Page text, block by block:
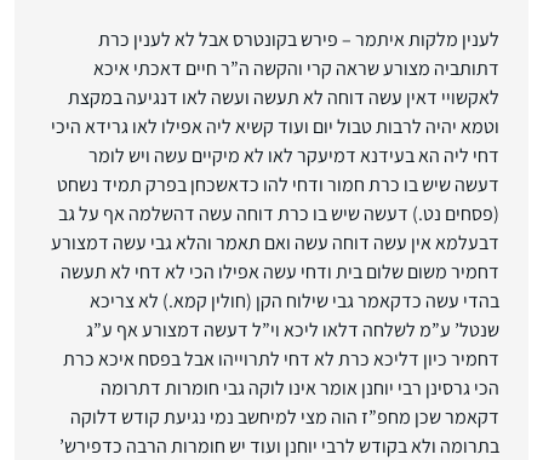
לענין מלקות איתמר – פירש בקונטרס אבל לא לענין כרת
דתותביה מצורע שראה קרי והקשה ה”ר חיים דאכתי איכא
לאקשויי דאין עשה דוחה לא תעשה ועשה לאו דנגיעה במקצת
וטמא יהיה לרבות טבול יום ועוד קשיא ליה אפילו לאו גרידא היכי
דחי ליה הא בעידנא דמיעקר לאו לא מיקיים עשה ויש לומר
דעשה שיש בו כרת חמור ודחי להו כדאשכחן בפרק תמיד נשחט
(פסחים נט.) דעשה שיש בו כרת דוחה עשה דהשלמה אף על גב
דבעלמא אין עשה דוחה עשה ואם תאמר והלא גבי עשה דמצורע
דחמיר משום שלום בית ודחי עשה אפילו הכי לא דחי לא תעשה
בהדי עשה כדקאמר גבי שילוח הקן (חולין קמא.) לא צריכא
שנטל’ ע”מ לשלחה דלאו ליכא וי”ל דעשה דמצורע אף ע”ג
דחמיר כיון דליכא כרת לא דחי לתרוייהו אבל בפסח איכא כרת
הכי גרסינן רבי יוחנן אומר אינו לוקה גבי חומרות דתרומה
דקאמר שכן מחפ”ז הוה מצי למיחשב נמי נגיעת קודש דלוקה
בתרומה ולא בקודש לרבי יוחנן ועוד יש חומרות הרבה כדפירש’